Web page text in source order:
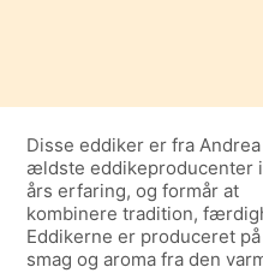
Disse eddiker er fra
ældste eddikeproducenter
års erfaring, og formår at
kombinere tradition,
Eddikerne er produceret
smag og aroma fra den